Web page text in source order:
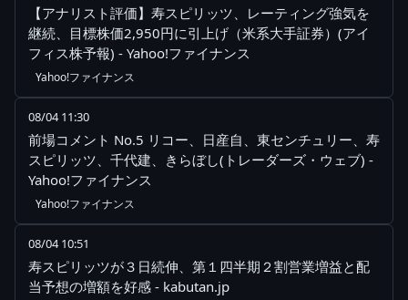
【アナリスト評価】寿スピリッツ、レーティング強気を
継続、目標株価2,950円に引上げ（米系大手証券）(アイ
フィス株予報) - Yahoo!ファイナンス
Yahoo!ファイナンス
08/04 11:30
前場コメント No.5 リコー、日産自、東センチュリー、寿
スピリッツ、千代建、きらぼし(トレーダーズ・ウェブ) -
Yahoo!ファイナンス
Yahoo!ファイナンス
08/04 10:51
寿スピリッツが３日続伸、第１四半期２割営業増益と配
当予想の増額を好感 - kabutan.jp